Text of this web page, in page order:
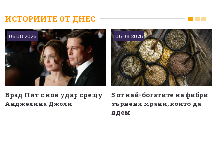
ИСТОРИИТЕ ОТ ДНЕС
06.08.2026
Брад Пит с нов удар срещу
Анджелина Джоли
06.08.2026
5 от най-богатите на фибри
зърнени храни, които да
ядем